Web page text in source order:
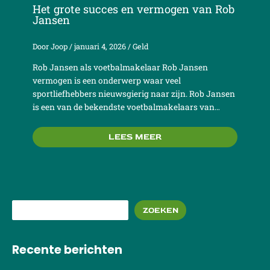
Het grote succes en vermogen van Rob
Jansen
DoorJoop/januari 4, 2026/Geld
Rob Jansen als voetbalmakelaar Rob Jansen
vermogen is een onderwerp waar veel
sportliefhebbers nieuwsgierig naar zijn. Rob Jansen
is een van de bekendste voetbalmakelaars van…
LEES MEER
ZOEKEN
Recente berichten